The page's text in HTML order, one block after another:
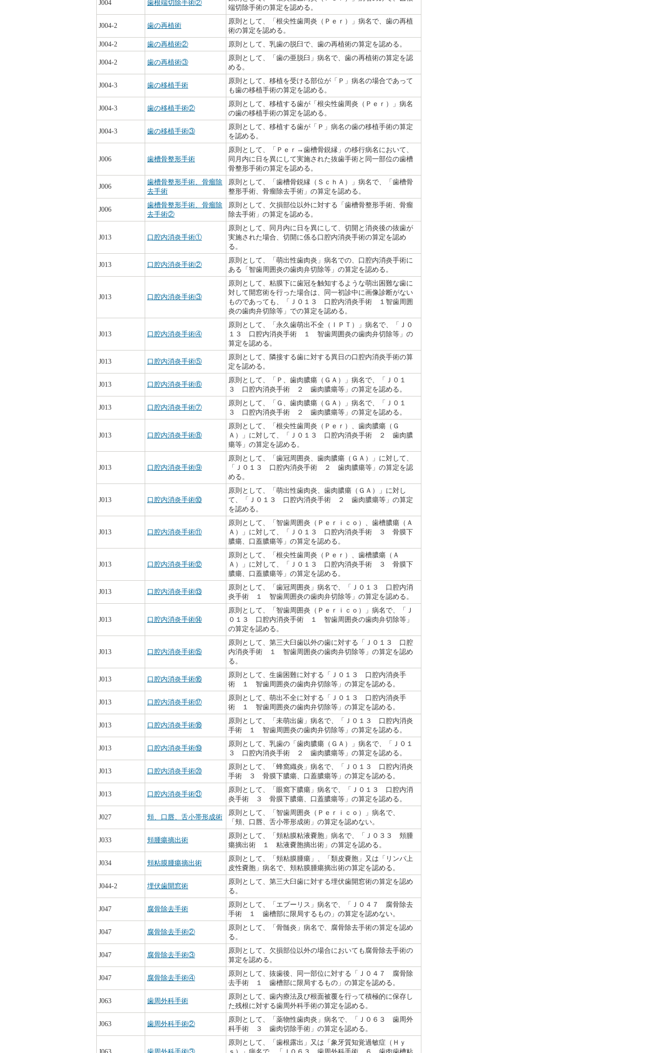
J004 歯根端切除手術②
端切除手術の算定を認める。
J004-2 歯の再植術
原則として、「根尖性歯周炎（Ｐｅｒ）」病名で、歯の再植
術の算定を認める。
J004-2
歯の再植術② 原則として、乳歯の脱臼で、歯の再植術の算定を認める。
J004-2 歯の再植術③
原則として、「歯の亜脱臼」病名で、歯の再植術の算定を認
める。
J004-3 歯の移植手術
原則として、移植を受ける部位が「Ｐ」病名の場合であって
も歯の移植手術の算定を認める。
J004-3 歯の移植手術②
原則として、移植する歯が「根尖性歯周炎（Ｐｅｒ）」病名
の歯の移植手術の算定を認める。
J004-3 歯の移植手術③
原則として、移植する歯が「Ｐ」病名の歯の移植手術の算定
を認める。
J006 歯槽骨整形手術
原則として、「Ｐｅｒ→歯槽骨鋭縁」の移行病名において、
同月内に日を異にして実施された抜歯手術と同一部位の歯槽
骨整形手術の算定を認める。
J006
歯槽骨整形手術、骨瘤除
去手術
原則として、「歯槽骨鋭縁（ＳｃｈＡ）」病名で、「歯槽骨
整形手術、骨瘤除去手術」の算定を認める。
J006
歯槽骨整形手術、骨瘤除
去手術②
原則として、欠損部位以外に対する「歯槽骨整形手術、骨瘤
除去手術」の算定を認める。
J013 口腔内消炎手術①
原則として、同月内に日を異にして、切開と消炎後の抜歯が
実施された場合、切開に係る口腔内消炎手術の算定を認め
る。
J013 口腔内消炎手術②
原則として、「萌出性歯肉炎」病名での、口腔内消炎手術に
ある「智歯周囲炎の歯肉弁切除等」の算定を認める。
J013 口腔内消炎手術③
原則として、粘膜下に歯冠を触知するような萌出困難な歯に
対して開窓術を行った場合は、同一初診中に画像診断がない
ものであっても、「Ｊ０１３ 口腔内消炎手術 １智歯周囲
炎の歯肉弁切除等」での算定を認める。
J013 口腔内消炎手術④
原則として、「永久歯萌出不全（ＩＰＴ）」病名で、「Ｊ０
１３ 口腔内消炎手術 １ 智歯周囲炎の歯肉弁切除等」の
算定を認める。
J013 口腔内消炎手術⑤
原則として、隣接する歯に対する異日の口腔内消炎手術の算
定を認める。
J013 口腔内消炎手術⑥
原則として、「Ｐ、歯肉膿瘍（ＧＡ）」病名で、「Ｊ０１
３ 口腔内消炎手術 ２ 歯肉膿瘍等」の算定を認める。
J013 口腔内消炎手術⑦
原則として、「Ｇ、歯肉膿瘍（ＧＡ）」病名で、「Ｊ０１
３ 口腔内消炎手術 ２ 歯肉膿瘍等」の算定を認める。
J013 口腔内消炎手術⑧
原則として、「根尖性歯周炎（Ｐｅｒ）、歯肉膿瘍（Ｇ
Ａ）」に対して、「Ｊ０１３ 口腔内消炎手術 ２ 歯肉膿
瘍等」の算定を認める。
J013 口腔内消炎手術⑨
原則として、「歯冠周囲炎、歯肉膿瘍（ＧＡ）」に対して、
「Ｊ０１３ 口腔内消炎手術 ２ 歯肉膿瘍等」の算定を認
める。
J013 口腔内消炎手術⑩
原則として、「萌出性歯肉炎、歯肉膿瘍（ＧＡ）」に対し
て、「Ｊ０１３ 口腔内消炎手術 ２ 歯肉膿瘍等」の算定
を認める。
J013 口腔内消炎手術⑪
原則として、「智歯周囲炎（Ｐｅｒｉｃｏ）、歯槽膿瘍（Ａ
Ａ）」に対して、「Ｊ０１３ 口腔内消炎手術 ３ 骨膜下
膿瘍、口蓋膿瘍等」の算定を認める。
J013 口腔内消炎手術⑫
原則として、「根尖性歯周炎（Ｐｅｒ）、歯槽膿瘍（Ａ
Ａ）」に対して、「Ｊ０１３ 口腔内消炎手術 ３ 骨膜下
膿瘍、口蓋膿瘍等」の算定を認める。
J013 口腔内消炎手術⑬
原則として、「歯冠周囲炎」病名で、「Ｊ０１３ 口腔内消
炎手術 １ 智歯周囲炎の歯肉弁切除等」の算定を認める。
J013 口腔内消炎手術⑭
原則として、「智歯周囲炎（Ｐｅｒｉｃｏ）」病名で、「Ｊ
０１３ 口腔内消炎手術 １ 智歯周囲炎の歯肉弁切除等」
の算定を認める。
J013 口腔内消炎手術⑮
原則として、第三大臼歯以外の歯に対する「Ｊ０１３ 口腔
内消炎手術 １ 智歯周囲炎の歯肉弁切除等」の算定を認め
る。
J013 口腔内消炎手術⑯
原則として、生歯困難に対する「Ｊ０１３ 口腔内消炎手
術 １ 智歯周囲炎の歯肉弁切除等」の算定を認める。
J013 口腔内消炎手術⑰
原則として、萌出不全に対する「Ｊ０１３ 口腔内消炎手
術 １ 智歯周囲炎の歯肉弁切除等」の算定を認める。
J013 口腔内消炎手術⑱
原則として、「未萌出歯」病名で、「Ｊ０１３ 口腔内消炎
手術 １ 智歯周囲炎の歯肉弁切除等」の算定を認める。
J013 口腔内消炎手術⑲
原則として、乳歯の「歯肉膿瘍（ＧＡ）」病名で、「Ｊ０１
３ 口腔内消炎手術 ２ 歯肉膿瘍等」の算定を認める。
J013 口腔内消炎手術⑳
原則として、「蜂窩織炎」病名で、「Ｊ０１３ 口腔内消炎
手術 ３ 骨膜下膿瘍、口蓋膿瘍等」の算定を認める。
J013 口腔内消炎手術㉑
原則として、「眼窩下膿瘍」病名で、「Ｊ０１３ 口腔内消
炎手術 ３ 骨膜下膿瘍、口蓋膿瘍等」の算定を認める。
J027 頬、口唇、舌小帯形成術
原則として、「智歯周囲炎（Ｐｅｒｉｃｏ）」病名で、
「頬、口唇、舌小帯形成術」の算定を認めない。
J033 頬腫瘍摘出術
原則として、「頬粘膜粘液嚢胞」病名で、「Ｊ０３３ 頬腫
瘍摘出術 １ 粘液嚢胞摘出術」の算定を認める。
J034 頬粘膜腫瘍摘出術
原則として、「頬粘膜腫瘍」、「類皮嚢胞」又は「リンパ上
皮性嚢胞」病名で、頬粘膜腫瘍摘出術の算定を認める。
J044-2 埋伏歯開窓術
原則として、第三大臼歯に対する埋伏歯開窓術の算定を認め
る。
J047 腐骨除去手術
原則として、「エプーリス」病名で、「Ｊ０４７ 腐骨除去
手術 １ 歯槽部に限局するもの」の算定を認めない。
J047 腐骨除去手術②
原則として、「骨髄炎」病名で、腐骨除去手術の算定を認め
る。
J047 腐骨除去手術③
原則として、欠損部位以外の場合においても腐骨除去手術の
算定を認める。
J047 腐骨除去手術④
原則として、抜歯後、同一部位に対する「Ｊ０４７ 腐骨除
去手術 １ 歯槽部に限局するもの」の算定を認める。
J063 歯周外科手術
原則として、歯内療法及び根面被覆を行って積極的に保存し
た残根に対する歯周外科手術の算定を認める。
J063 歯周外科手術②
原則として、「薬物性歯肉炎」病名で、「Ｊ０６３ 歯周外
科手術 ３ 歯肉切除手術」の算定を認める。
原則として、「歯根露出」又は「象牙質知覚過敏症（Ｈｙ